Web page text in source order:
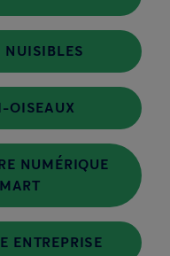
NUISIBLES
OISEAUX
NUMÉRIQUE
ENTREPRISE